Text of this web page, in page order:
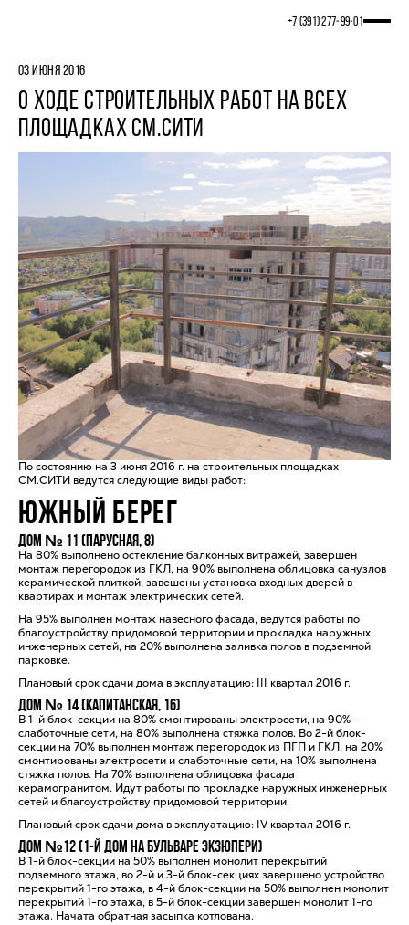
+7 (391) 277‒99‒01
03 ИЮНЯ 2016
О ХОДЕ СТРОИТЕЛЬНЫХ РАБОТ НА ВСЕХ
ПЛОЩАДКАХ СМ.СИТИ
По состоянию на 3 июня 2016 г. на строительных площадках
СМ.СИТИ ведутся следующие виды работ:
ЮЖНЫЙ БЕРЕГ
Дом № 11 (Парусная, 8)
На 80% выполнено остекление балконных витражей, завершен
монтаж перегородок из ГКЛ, на 90% выполнена облицовка санузлов
керамической плиткой, завешены установка входных дверей в
квартирах и монтаж электрических сетей.
На 95% выполнен монтаж навесного фасада, ведутся работы по
благоустройству придомовой территории и прокладка наружных
инженерных сетей, на 20% выполнена заливка полов в подземной
парковке.
Плановый срок сдачи дома в эксплуатацию: III квартал 2016 г.
Дом № 14 (Капитанская, 16)
В 1-й блок-секции на 80% смонтированы электросети, на 90% —
слаботочные сети, на 80% выполнена стяжка полов. Во 2-й блок-
секции на 70% выполнен монтаж перегородок из ПГП и ГКЛ, на 20%
смонтированы электросети и слаботочные сети, на 10% выполнена
стяжка полов. На 70% выполнена облицовка фасада
керамогранитом. Идут работы по прокладке наружных инженерных
сетей и благоустройству придомовой территории.
Плановый срок сдачи дома в эксплуатацию: IV квартал 2016 г.
Дом №12 (1-й дом на бульваре Экзюпери)
В 1-й блок-секции на 50% выполнен монолит перекрытий
подземного этажа, во 2-й и 3-й блок-секциях завершено устройство
перекрытий 1-го этажа, в 4-й блок-секции на 50% выполнен монолит
перекрытий 1-го этажа, в 5-й блок-секции завершен монолит 1-го
этажа. Начата обратная засыпка котлована.